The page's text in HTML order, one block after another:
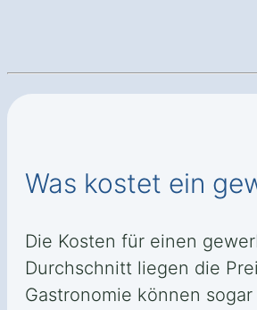
Was kostet ein
Die Kosten für einen
Durchschnitt liegen die
Gastronomie können